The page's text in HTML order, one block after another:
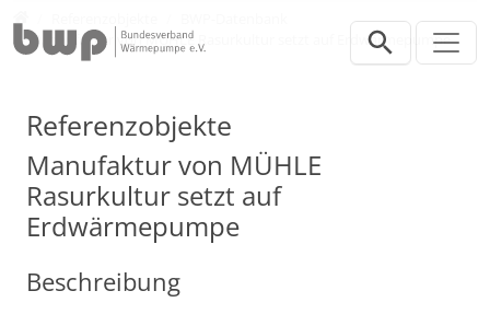
Manufaktur von MÜHLE Rasurkultur setzt auf Erdwärmepumpe
Referenzobjekte
Manufaktur von MÜHLE
Rasurkultur setzt auf
Erdwärmepumpe
Beschreibung